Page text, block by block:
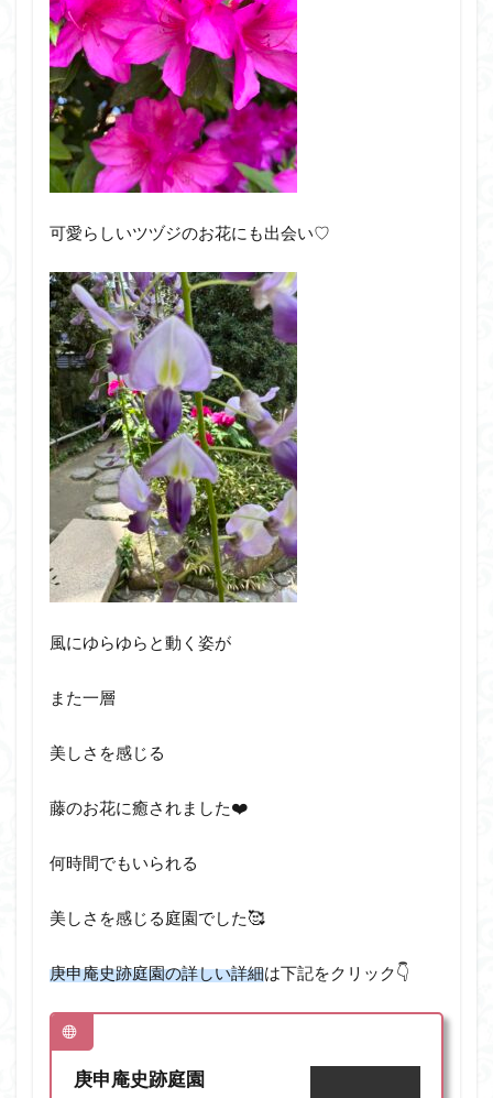
可愛らしいツヅジのお花にも出会い♡
風にゆらゆらと動く姿が
また一層
美しさを感じる
藤のお花に癒されました❤️
何時間でもいられる
美しさを感じる庭園でした🥰
庚申庵史跡庭園の詳しい詳細は下記をクリック👇
庚申庵史跡庭園